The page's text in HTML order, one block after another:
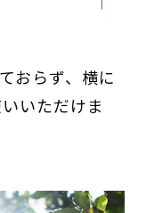
おらず、横に
いただけま